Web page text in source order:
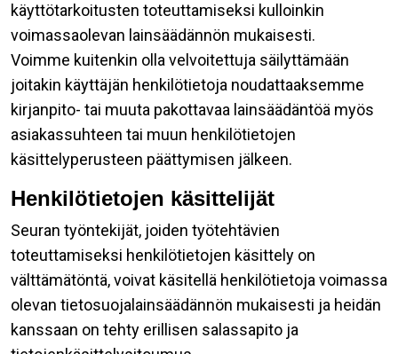
käyttötarkoitusten toteuttamiseksi kulloinkin
voimassaolevan lainsäädännön mukaisesti.
Voimme kuitenkin olla velvoitettuja säilyttämään
joitakin käyttäjän henkilötietoja noudattaaksemme
kirjanpito- tai muuta pakottavaa lainsäädäntöä myös
asiakassuhteen tai muun henkilötietojen
käsittelyperusteen päättymisen jälkeen.
Henkilötietojen käsittelijät
Seuran työntekijät, joiden työtehtävien
toteuttamiseksi henkilötietojen käsittely on
välttämätöntä, voivat käsitellä henkilötietoja voimassa
olevan tietosuojalainsäädännön mukaisesti ja heidän
kanssaan on tehty erillisen salassapito ja